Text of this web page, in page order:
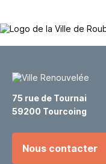
75 rue de Tournai
59200 Tourcoing
Nous contacter